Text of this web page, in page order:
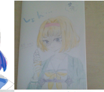
みんなの絵が
見られる